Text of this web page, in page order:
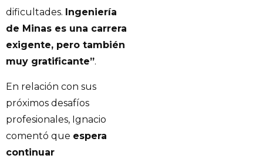
dificultades. Ingeniería
de Minas es una carrera
exigente, pero también
muy gratificante”.
En relación con sus
próximos desafíos
profesionales, Ignacio
comentó que espera
continuar